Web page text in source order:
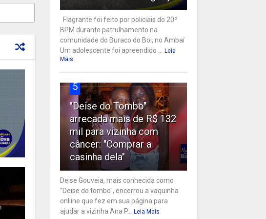
Flagrante foi feito por policiais do 20º
BPM durante patrulhamento na
comunidade do Buraco do Boi, no Ambaí
Um adolescente foi apreendido ...
Leia
Mais
5
"Deise do Tombo"
arrecada mais de R$ 132
mil para vizinha com
câncer: "Comprar a
casinha dela"
Deise Gouveia, mais conhecida como
"Deise do tombo", encerrou a vaquinha
onliine que fez em sua página para
ajudar a vizinha Ana P...
Leia Mais